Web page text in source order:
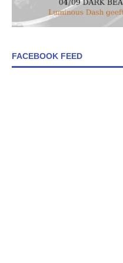
FACEBOOK FEED